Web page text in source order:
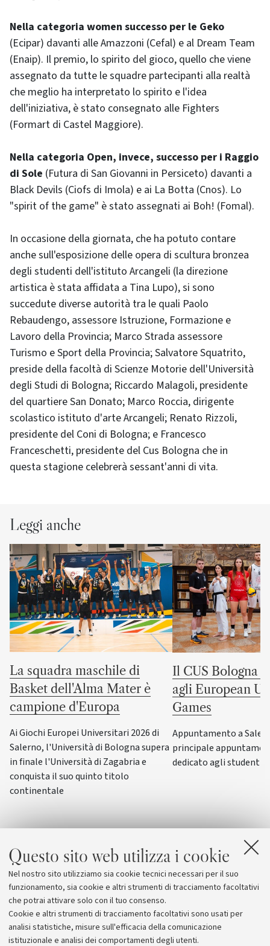
Questo sito web utilizza i cookie
Nel nostro sito utilizziamo sia cookie tecnici necessari per il suo
funzionamento, sia cookie e altri strumenti di tracciamento facoltativi
che potrai attivare solo con il tuo consenso.
Cookie e altri strumenti di tracciamento facoltativi sono usati per
analisi statistiche, misure sull'efficacia della comunicazione
istituzionale e analisi dei comportamenti degli utenti.
Nella categoria women successo per le Geko
(Ecipar) davanti alle Amazzoni (Cefal) e al Dream Team
(Enaip). Il premio, lo spirito del gioco, quello che viene
assegnato da tutte le squadre partecipanti alla realtà
che meglio ha interpretato lo spirito e l'idea
dell'iniziativa, è stato consegnato alle Fighters
(Formart di Castel Maggiore).
Nella categoria Open, invece, successo per i Raggio
di Sole (Futura di San Giovanni in Persiceto) davanti a
Black Devils (Ciofs di Imola) e ai La Botta (Cnos). Lo
"spirit of the game" è stato assegnati ai Boh! (Fomal).
In occasione della giornata, che ha potuto contare
anche sull'esposizione delle opera di scultura bronzea
degli studenti dell'istituto Arcangeli (la direzione
artistica è stata affidata a Tina Lupo), si sono
succedute diverse autorità tra le quali Paolo
Rebaudengo, assessore Istruzione, Formazione e
Lavoro della Provincia; Marco Strada assessore
Turismo e Sport della Provincia; Salvatore Squatrito,
preside della facoltà di Scienze Motorie dell'Università
degli Studi di Bologna; Riccardo Malagoli, presidente
del quartiere San Donato; Marco Roccia, dirigente
scolastico istituto d'arte Arcangeli; Renato Rizzoli,
presidente del Coni di Bologna; e Francesco
Franceschetti, presidente del Cus Bologna che in
questa stagione celebrerà sessant'anni di vita.
Leggi anche
La squadra maschile di
Basket dell'Alma Mater è
campione d'Europa
Ai Giochi Europei Universitari 2026 di
Salerno, l'Università di Bologna supera
in finale l'Università di Zagabria e
conquista il suo quinto titolo
continentale
Il CUS Bologna
agli European
Games
Appuntamento a
principale
dedicato agli